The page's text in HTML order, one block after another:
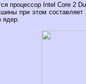
процессор Intel Core 2
шины при этом
ядер.